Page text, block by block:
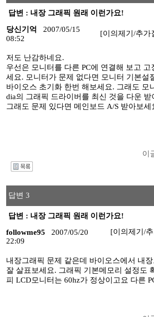
답변 : 내장 그래픽 원래 이런가요!
당신기억
2007/05/15
08:52
[이의제기/추가
저도 난감하네요.
우선은 모니터를 다른 PC에 연결해 보고 고
세요. 모니터가 문제 없다면 모니터 기본설
바이오스 초기화 한번 해보세요. 그래도 모
dia의 그래픽 드라이버를 최신 것을 다운 받
그래도 문제 있다면 메인보드 A/S 받아보세
이
답변 3
답변 : 내장 그래픽 원래 이런가요!
followme95
2007/05/20
22:09
[이의제기/
내장그래픽 문제 같은데 바이오스에서 내
잘 살표보세요. 그래픽 기본메모리 설정도
피 LCD모니터는 60hz가 정상이고요 다른